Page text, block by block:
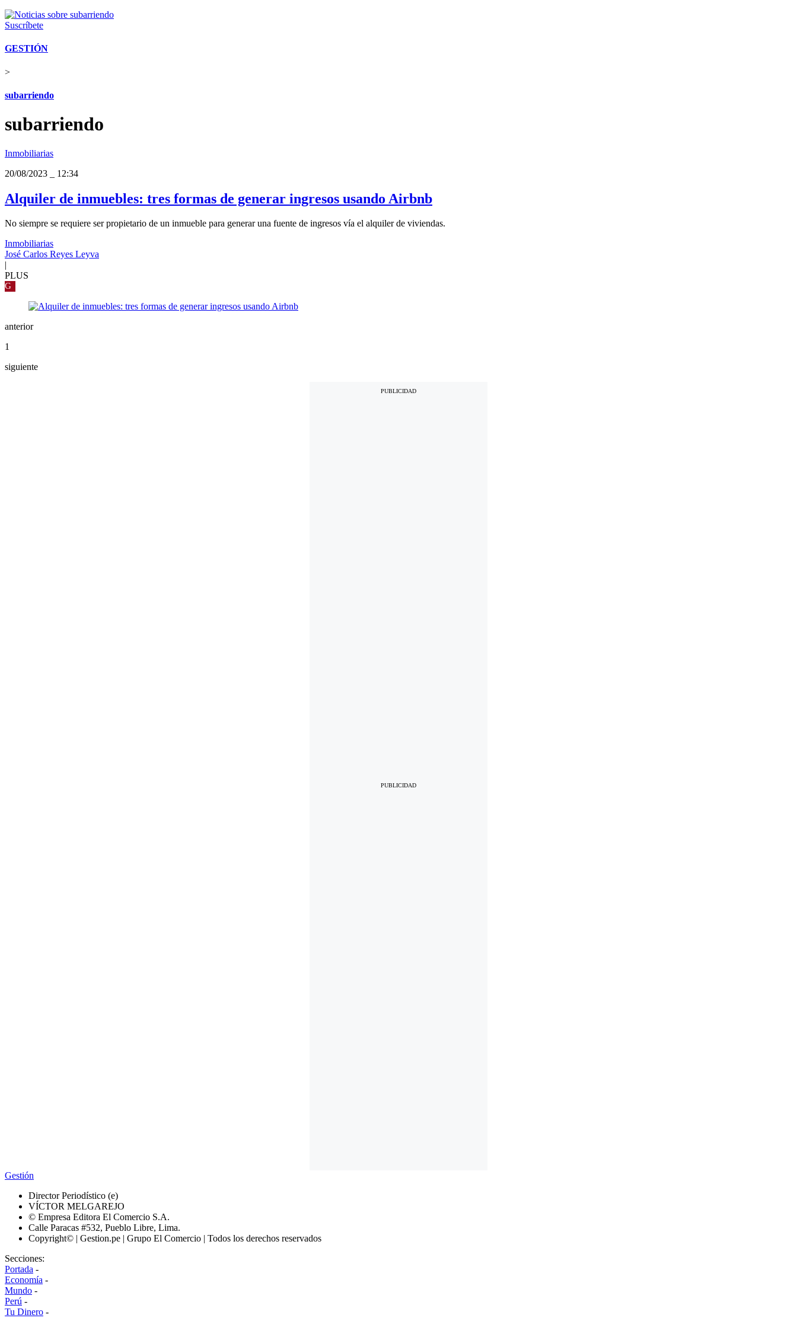
Suscríbete
GESTIÓN
>
subarriendo
subarriendo
Inmobiliarias
20/08/2023
12:34
Alquiler de inmuebles: tres formas de generar ingresos usando Airbnb
No siempre se requiere ser propietario de un inmueble para generar una fuente de ingresos vía el alquiler de viviendas.
Inmobiliarias
José Carlos Reyes Leyva
PLUS
G
anterior
1
siguiente
Gestión
Director Periodístico (e)
VÍCTOR MELGAREJO
© Empresa Editora El Comercio S.A.
Calle Paracas #532, Pueblo Libre, Lima.
Copyright© | Gestion.pe | Grupo El Comercio | Todos los derechos reservados
Secciones:
Portada -
Economía -
Mundo -
Perú -
Tu Dinero -